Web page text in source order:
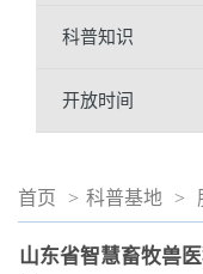
科普知识
开放时间
首页 > 科普基地 >
山东省智慧畜牧兽